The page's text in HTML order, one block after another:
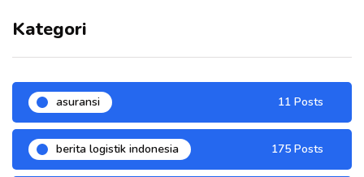
Kategori
asuransi 11 Posts
berita logistik indonesia 175 Posts